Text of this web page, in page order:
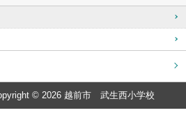
© 2026 越前市 武生西小学校